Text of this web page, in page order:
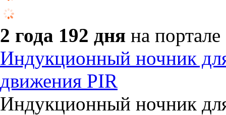
2 года 192 дня на портале
Индукционный ночник
движения PIR
Индукционный ночник